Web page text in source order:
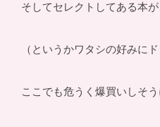
そしてセレクトしてある本が
（というかワタシの好みに
ここでも危うく爆買いしそう